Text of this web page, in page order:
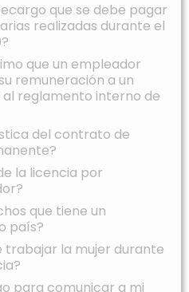
que se debe pagar
realizadas durante el
que un empleador
remuneración a un
reglamento interno de
del contrato de
la licencia por
que tiene un
país?
trabajar la mujer durante
para comunicar a mi